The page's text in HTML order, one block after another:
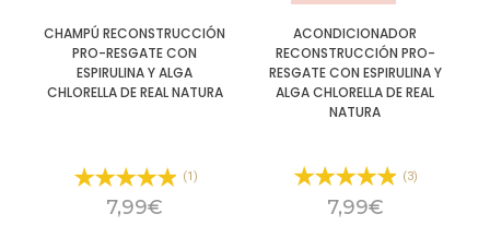
CHAMPÚ RECONSTRUCCIÓN
PRO-RESGATE CON
ESPIRULINA Y ALGA
CHLORELLA DE REAL NATURA
(1)
7,99€
ACONDICIONADOR
RECONSTRUCCIÓN PRO-
RESGATE CON ESPIRULINA Y
ALGA CHLORELLA DE REAL
NATURA
(3)
7,99€